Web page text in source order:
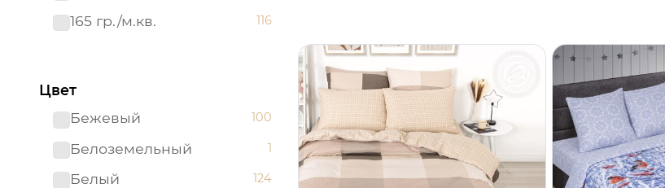
165 гр./м.кв. 116
Цвет
Бежевый
100
Белоземельный 1
Белый 124